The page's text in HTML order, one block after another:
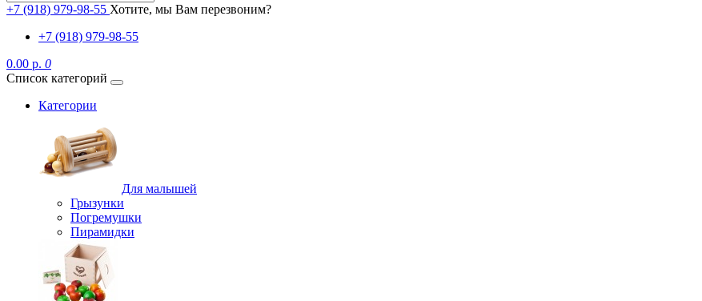
+7 (918) 979-98-55 Хотите, мы Вам перезвоним?
+7 (918) 979-98-55
0.00 р. 0
Список категорий
Категории
Для малышей
Грызунки
Погремушки
Пирамидки